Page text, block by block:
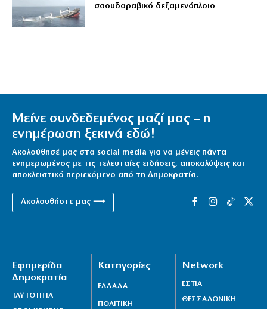
σαουδαραβικό δεξαμενόπλοιο
Μείνε συνδεδεμένος μαζί μας – η
ενημέρωση ξεκινά εδώ!
Ακολούθησέ μας στα social media για να μένεις πάντα
ενημερωμένος με τις τελευταίες ειδήσεις, αποκαλύψεις και
αποκλειστικό περιεχόμενο από τη Δημοκρατία.
Ακολουθήστε μας ⟶
Εφημερίδα
Δημοκρατία
ΤΑΥΤΟΤΗΤΑ
Κατηγορίες
ΕΛΛΑΔΑ
ΠΟΛΙΤΙΚΗ
Network
ΕΣΤΙΑ
ΘΕΣΣΑΛΟΝΙΚΗ